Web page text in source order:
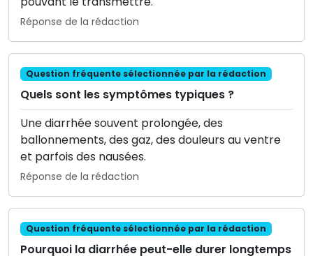
Réponse de la rédaction
Question fréquente sélectionnée par la rédaction
Quels sont les symptômes typiques ?
Une diarrhée souvent prolongée, des
ballonnements, des gaz, des douleurs au ventre
et parfois des nausées.
Réponse de la rédaction
Question fréquente sélectionnée par la rédaction
Pourquoi la diarrhée peut-elle durer longtemps